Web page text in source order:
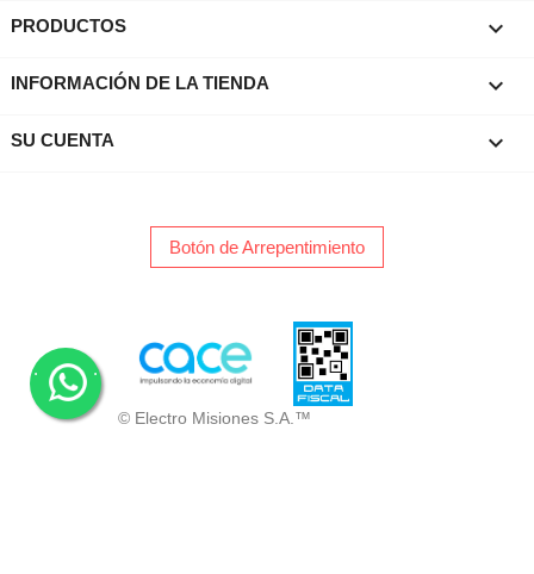
PRODUCTOS 
INFORMACIÓN DE LA TIENDA keyboard_arrow_down
SU CUENTA 
Botón de Arrepentimiento
© Electro Misiones S.A.™
. .